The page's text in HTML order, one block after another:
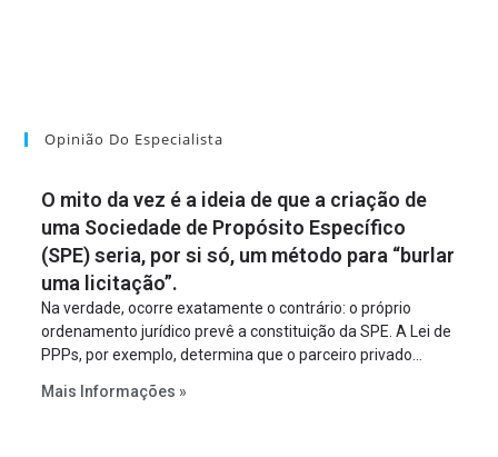
Opinião Do Especialista
O mito da vez é a ideia de que a criação de
uma Sociedade de Propósito Específico
(SPE) seria, por si só, um método para “burlar
uma licitação”.
Na verdade, ocorre exatamente o contrário: o próprio
ordenamento jurídico prevê a constituição da SPE. A Lei de
PPPs, por exemplo, determina que o parceiro privado
empreendimento. Ou seja, a suposta “fraude à licitação” é
Mais Informações »